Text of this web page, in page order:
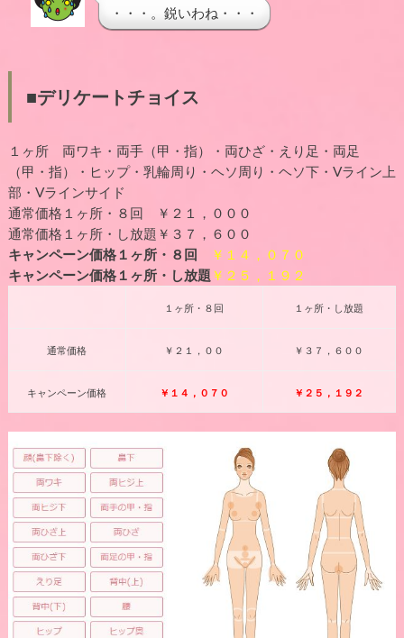
・・・。鋭いわね・・・
■デリケートチョイス
１ヶ所 両ワキ・両手（甲・指）・両ひざ・えり足・両足
（甲・指）・ヒップ・乳輪周り・ヘソ周り・ヘソ下・Vライン上
部・Vラインサイド
通常価格１ヶ所・８回 ￥２１，０００
通常価格１ヶ所・し放題￥３７，６００
キャンペーン価格１ヶ所・８回
￥１４，０７０
キャンペーン価格１ヶ所・し放題 ￥２５，１９２
１ヶ所・８回 １ヶ所・し放題
通常価格 ￥２１，００ ￥３７，６００
キャンペーン価格 ￥１４，０７０ ￥２５，１９２